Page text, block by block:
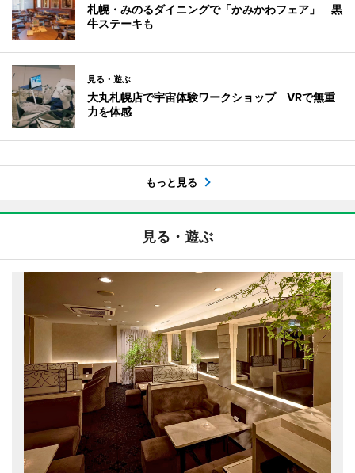
札幌・みのるダイニングで「かみかわフェア」 黒
牛ステーキも
見る・遊ぶ
大丸札幌店で宇宙体験ワークショップ VRで無重
力を体感
もっと見る
見る・遊ぶ